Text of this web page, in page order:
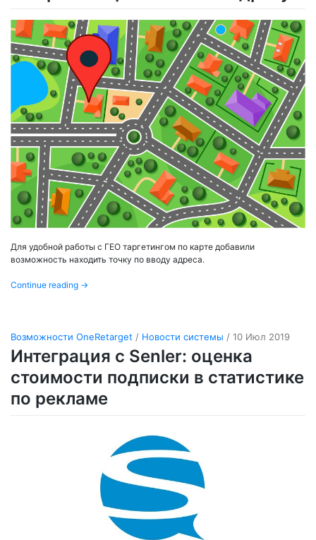
Для удобной работы с ГЕО таргетингом по карте добавили
возможность находить точку по вводу адреса.
Continue reading →
Возможности OneRetarget / Новости системы / 10 Июл 2019
Интеграция с Senler: оценка
стоимости подписки в статистике
по рекламе